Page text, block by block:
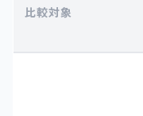
比較対象